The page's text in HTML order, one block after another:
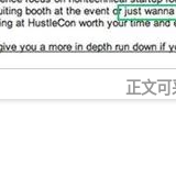
正文